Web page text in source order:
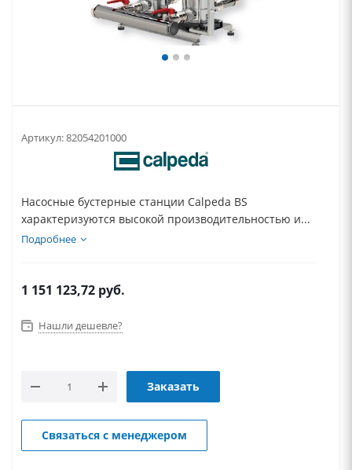
Артикул:82054201000
Насосные бустерные станции Calpeda BS
характеризуются высокой производительностью и...
Подробнее
1 151 123,72 руб.
Нашли дешевле?
Заказать
Связаться с менеджером